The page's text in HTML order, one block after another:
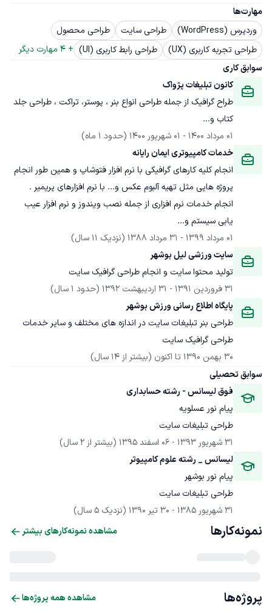
مهارت‌ها
وردپرس (WordPress)
طراحی سایت
طراحی محصول
طراحی تجربه کاربری (UX)
طراحی رابط کاربری (UI) +
4 مهارت دیگر
سوابق کاری
کانون تبلیغات پژواک
طراح گرافیک از جمله طراحی انواع بنر ، پوستر، تراکت ، طراحی جلد
کتاب و...
01 مرداد 1400
- 01 شهریور 1400
(حدود 1 ماه)
خدمات کامپیوتری ایمان رایانه
انجام کلیه کارهای گرافیکی با نرم افزار فتوشاپ و همین طور انجام
انجام خدمات نرم افزاری از جمله نصب ویندوز و نرم افزار عیب
یابی سیستم و...
01 مرداد 1399
- 31 مرداد 1388
(نزدیک 11 سال)
سایت ورزشی لیل بوشهر
تولید محتوا سایت و انجام طراحی گرافیک سایت
31 فروردین 1391
- 31 اردیبهشت 1392
(حدود 1 سال)
پایگاه اطلاع رسانی ورزش بوشهر
طراحی بنر تبلیغات سایت در اندازه های مختلف و سایر خدمات
طراحی گرافیک سایت
30 بهمن 1390
تا اکنون (بیشتر از 14 سال)
سوابق تحصیلی
فوق لیسانس - رشته حسابداری
پیام نور عسلویه
طراحی تبلیغات سایت
31 شهریور 1393
- 06 اسفند 1395
(بیشتر از 2 سال)
لیسانس _ رشته علوم کامپیوتر
پیام نور بوشهر
طراحی تبلیغات سایت
31 شهریور 1385
- 30 تیر 1390 (نزدیک 5 سال)
نمونه‌کارها مشاهده نمونه‌کارهای بیشتر
پروژه‌ها مشاهده همه پروژه‌ها